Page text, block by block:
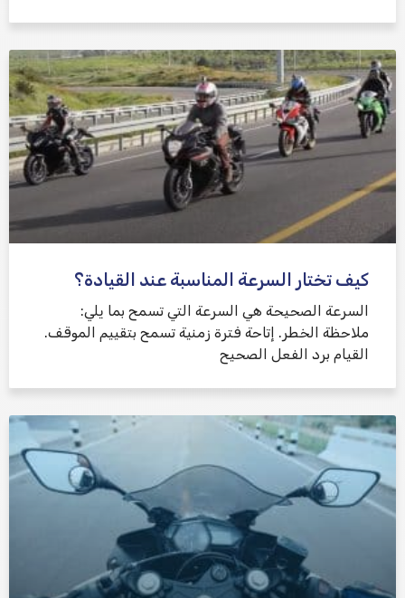
كيف تختار السرعة المناسبة عند القيادة؟
السرعة الصحيحة هي السرعة التي تسمح بما يلي:
ملاحظة الخطر. إتاحة فترة زمنية تسمح بتقييم الموقف.
القيام برد الفعل الصحيح